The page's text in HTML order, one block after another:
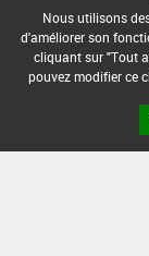
2,8
L/ha 2
INTERVALLE
Nous utilisons
d'améliorer son
cliquant sur "Tout
pouvez modifier ce